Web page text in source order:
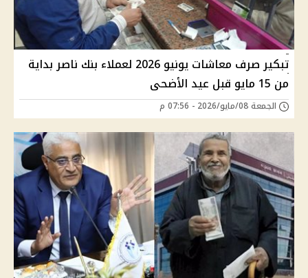
تبكير صرف معاشات يونيو 2026 لعملاء بنك ناصر بداية
من 15 مايو قبل عيد الأضحى
الجمعة 08/مايو/2026 - 07:56 م